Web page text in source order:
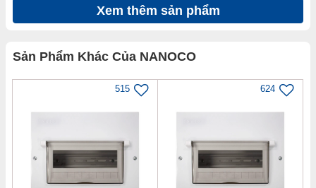
Xem thêm sản phẩm
Sản Phẩm Khác Của NANOCO
515 624